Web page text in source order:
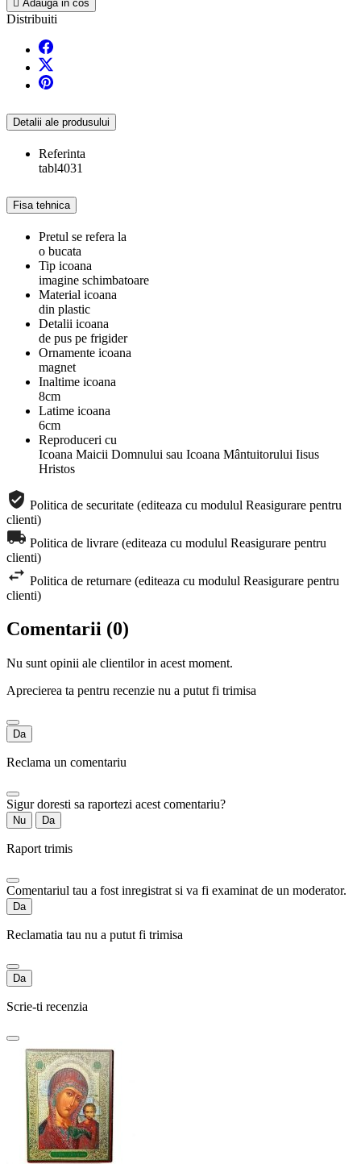
Adauga in cos
Distribuiti
Detalii ale produsului
Referinta
tabl4031
Fisa tehnica
Pretul se refera la
o bucata
Tip icoana
imagine schimbatoare
Material icoana
din plastic
Detalii icoana
de pus pe frigider
Ornamente icoana
magnet
Inaltime icoana
8cm
Latime icoana
6cm
Reproduceri cu
Icoana Maicii Domnului sau Icoana Mântuitorului Iisus
Hristos
Politica de securitate (editeaza cu modulul Reasigurare pentru
clienti)
Politica de livrare (editeaza cu modulul Reasigurare pentru
clienti)
Politica de returnare (editeaza cu modulul Reasigurare pentru
clienti)
Comentarii (0)
Nu sunt opinii ale clientilor in acest moment.
Aprecierea ta pentru recenzie nu a putut fi trimisa
Da
Reclama un comentariu
Sigur doresti sa raportezi acest comentariu?
Nu Da
Raport trimis
Comentariul tau a fost inregistrat si va fi examinat de un moderator.
Da
Reclamatia tau nu a putut fi trimisa
Da
Scrie-ti recenzia